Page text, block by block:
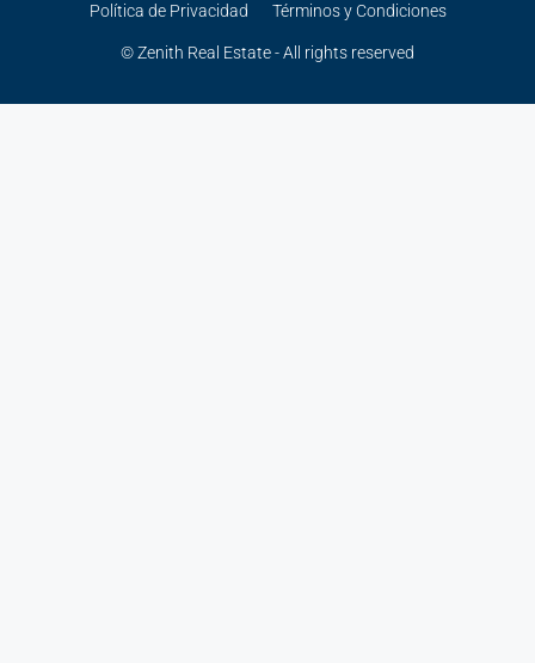
Política de Privacidad Términos y Condiciones
© Zenith Real Estate - All rights reserved